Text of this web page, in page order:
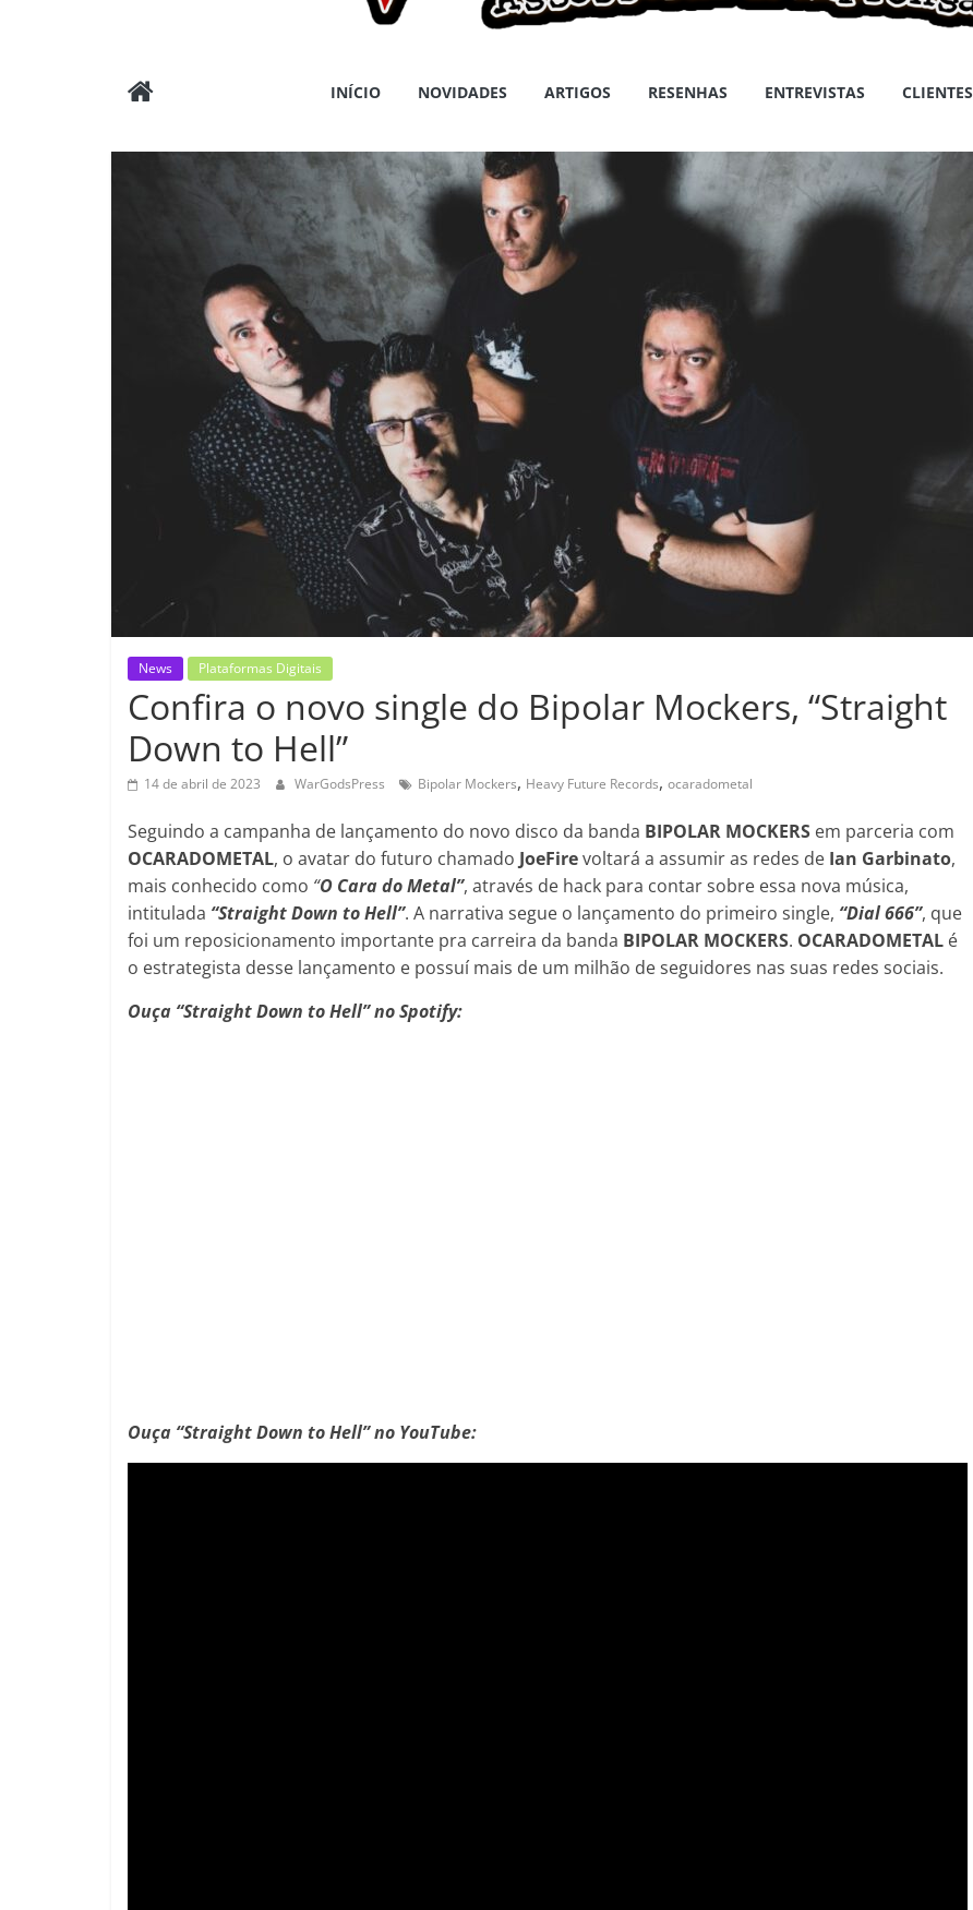
Wargods
Press
INÍCIO NOVIDADES ARTIGOS RESENHAS ENTREVISTAS CLIENTES
News Plataformas Digitais
Confira o novo single do Bipolar Mockers, “Straight
Down to Hell”
14 de abril de 2023 WarGodsPress Bipolar Mockers, Heavy Future Records, ocaradometal
Seguindo a campanha de lançamento do novo disco da banda BIPOLAR MOCKERS em parceria com
OCARADOMETAL, o avatar do futuro chamado JoeFirevoltará a assumir as redes de Ian Garbinato,
mais conhecido como “O Cara do Metal”, através de hack para contar sobre essa nova música,
intitulada “Straight Down to Hell”. A narrativa segue o lançamento do primeiro single, “Dial 666”, que
foi um reposicionamento importante pra carreira da banda BIPOLAR MOCKERS. OCARADOMETAL é
o estrategista desse lançamento e possuí mais de um milhão de seguidores nas suas redes sociais.
Ouça “Straight Down to Hell” no Spotify:
Ouça “Straight Down to Hell” no YouTube: